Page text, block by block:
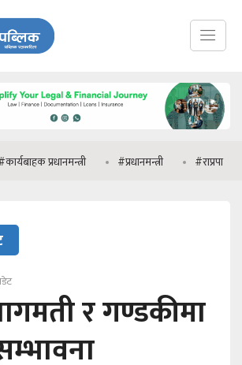
प्रधानमन्त्री #प्रधानमन्त्री #राप्रपा
र गण्डकीमा